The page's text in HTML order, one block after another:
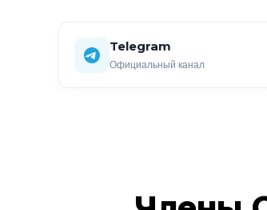
Telegram
Официальный канал